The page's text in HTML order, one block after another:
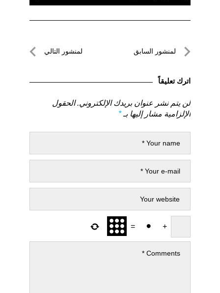
تصفّحلمنشور السابق
السابق
لمنشور التالي
اترك تعليقاً
لن يتم نشر عنوان بريدك الإلكتروني. الحقول
الإلزامية مشار إليها بـ*
+
=